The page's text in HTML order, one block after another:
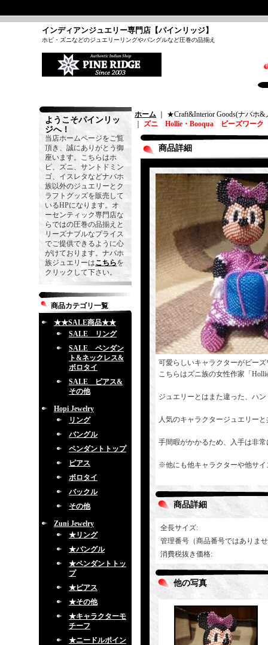
インディアンジュエリー専門店【パインリッジ】
ホピ・ズニなどのジュエリーリングやバングルなど圧巻の品揃え
ようこそパインリッ
ジへ！
当店ホームページをご覧
頂き、誠にありがとう御
座います。こちらはホ
ピ、ズニ、サントドミン
ゴ、イスレタなどナバホ
族以外のジュエリーとク
ラフトグッズを販売して
いるHPになります。オ
ーセンティック専門店な
らではの圧巻の品揃えと
リーズナブルなプライス
でご提供できるように心
がけております。ナバホ
族ジュエリーはこちらを
クリックして下さい。
商品カテゴリ一覧
★★SALE商品★★
SALE リング
SALE ペンダン
ト&ネックレス&
ボロタイ
SALE ピアス&
その他
Hopi Jewelry
リング
バングル
ペンダントトップ
ピアス
ボロタイ
バックル
その他
Zuni Jewelry
★リング
★バングル
★ペンダントトッ
プ
★ピアス
★その他
★キャラクターモ
チーフ
★ニードルポイン
ホーム ｜ ★Craft&Interior Goods(ナバホ
ズニ Hollie・Booqua ビーズワー
商品詳細
可愛らしいキャラクターがビー
こちらはズニ族の女性作家「
ジュエリーとはまた違った、ハ
人気のキャラクタージュエリー
手間暇がかかるため、入手は非
※他にも他キャラクターや他サ
商品詳細
全長サイズ:
管理番号（商品番号ではありま
消費税抜き価格:
他の写真